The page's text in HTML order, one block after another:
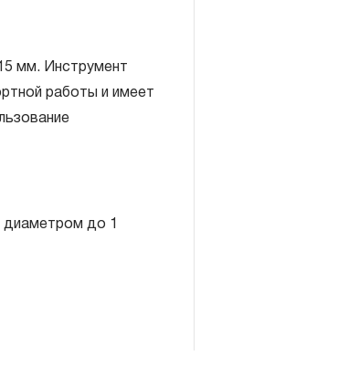
мм. Инструмент
работы и имеет
диаметром до 1
обязательств в
замена или